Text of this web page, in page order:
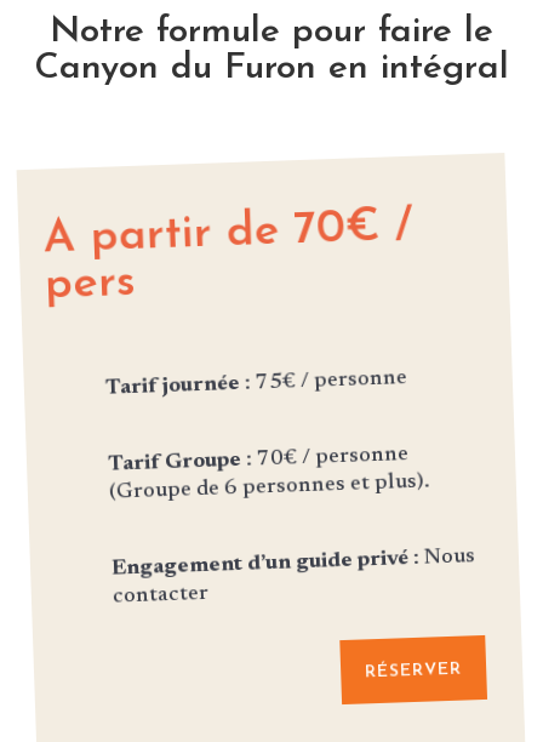
Notre formule pour faire le
Canyon du Furon en intégral
A partir de 70€ /
pers
Tarif journée : 75€ / personne
Tarif Groupe : 70€ / personne
(Groupe de 6 personnes et plus).
Engagement d’un guide privé : Nous
contacter
RÉSERVER